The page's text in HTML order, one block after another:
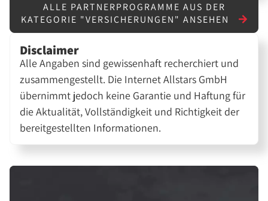
ALLE PARTNERPROGRAMME AUS DER
KATEGORIE "VERSICHERUNGEN" ANSEHEN
Disclaimer
Alle Angaben sind gewissenhaft recherchiert und
zusammengestellt. Die Internet Allstars GmbH
übernimmt jedoch keine Garantie und Haftung für
die Aktualität, Vollständigkeit und Richtigkeit der
bereitgestellten Informationen.